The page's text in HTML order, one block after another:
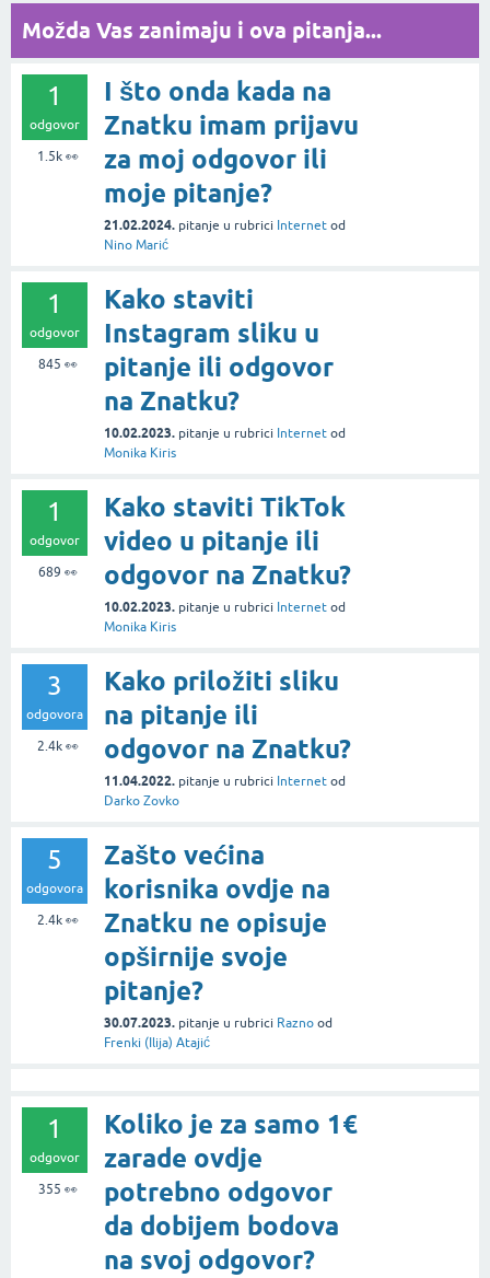
Možda Vas zanimaju i ova pitanja...
1
odgovor
1.5k👀
I što onda kada na
Znatku imam prijavu
za moj odgovor ili
moje pitanje?
21.02.2024. pitanje u rubrici Internet od
Nino Marić
1
odgovor
845 👀
Kako staviti
Instagram sliku u
pitanje ili odgovor
na Znatku?
10.02.2023. pitanje u rubrici Internet od
Monika Kiris
1
odgovor
689 👀
Kako staviti TikTok
video u pitanje ili
odgovor na Znatku?
10.02.2023. pitanje u rubrici Internet od
Monika Kiris
3
odgovora
2.4k👀
Kako priložiti sliku
na pitanje ili
odgovor na Znatku?
11.04.2022. pitanje u rubrici Internet od
Darko Zovko
5
odgovora
2.4k👀
Zašto većina
korisnika ovdje na
Znatku ne opisuje
opširnije svoje
pitanje?
30.07.2023. pitanje u rubrici Razno od
Frenki (Ilija) Atajić
1
odgovor
355 👀
Koliko je za samo 1€
zarade ovdje
potrebno odgovor
da dobijem bodova
na svoj odgovor?